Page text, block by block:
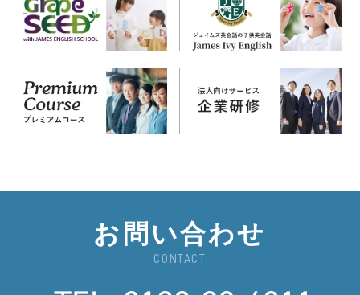
お問い合わせ
CONTACT